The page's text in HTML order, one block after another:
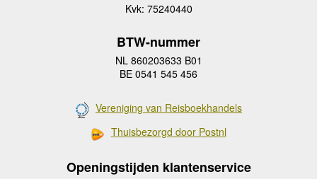
Kvk: 75240440
BTW-nummer
NL 860203633 B01
BE 0541 545 456
Vereniging van Reisboekhandels
Thuisbezorgd door Postnl
Openingstijden klantenservice